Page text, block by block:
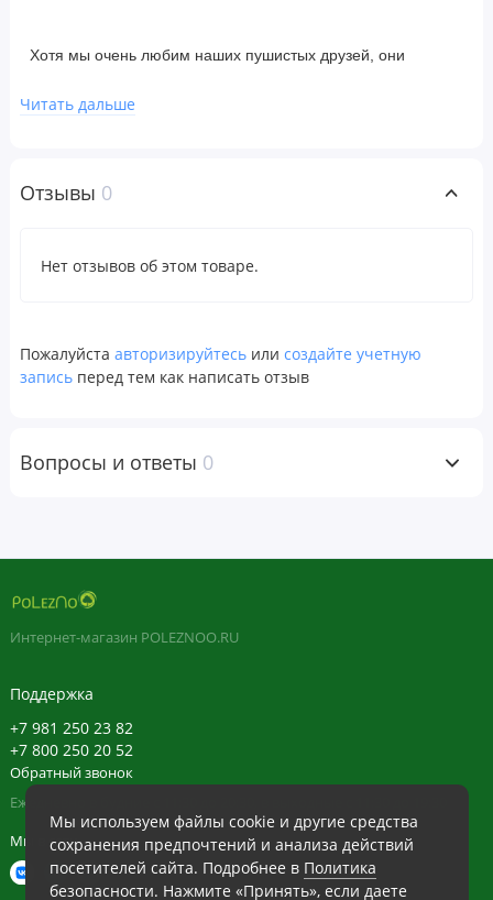
Хотя мы очень любим наших пушистых друзей, они
омрачить наши объятия. Помогите питомцу оставаться
шампунь сделает шерсть любимого питомца чистой,
Шампунь для домашних животных с овсянкой
ингредиентов. Наша формула обладает увлажняющими и
смягчающими свойствами для шерсти и кожи, содержит
(полученное в Эфиопии) используются в качестве
Рекомендации по применению
Расчешите питомца, чтобы удалить выпавшую шерсть.
шерсть и помассируйте от головы до хвоста. Хорошо
полотенцем. Используйте по мере необходимости.
Ингредиенты
Основные ингредиенты
Вода, кокамидопропил гидроксисултаин, натрия С14-16
Читать дальше
Отзывы 0
Нет отзывов об этом товаре.
Пожалуйста авторизируйтесь или создайте учетную
запись перед тем как написать отзыв
Вопросы и ответы 0
Мы используем файлы cookie и другие средства
сохранения предпочтений и анализа действий
посетителей сайта. Подробнее в Политика
безопасности. Нажмите «Принять», если даете
Интернет-магазин POLEZNOO.RU
Поддержка
+7 981 250 23 82
+7 800 250 20 52
Обратный звонок
Ежедневно в будние с 11:30 до 20:30, в выходные с 11:30 до 19:30
Мы в сети